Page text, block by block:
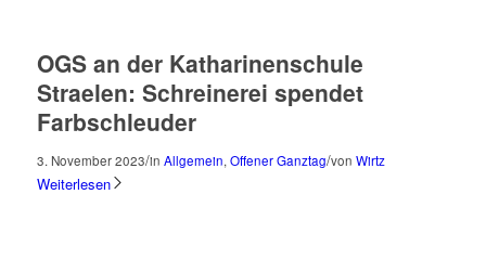
OGS an der Katharinenschule
Straelen: Schreinerei spendet
Farbschleuder
3. November 2023/in Allgemein, Offener Ganztag/von Wirtz
Weiterlesen